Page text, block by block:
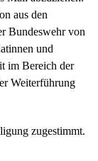
aus den
Bundeswehr von
und
im Bereich der
Weiterführung
zugestimmt.